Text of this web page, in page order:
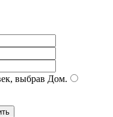
выбрав Дом.